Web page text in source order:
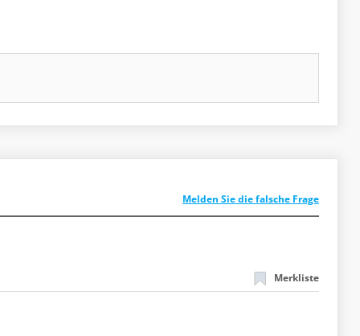
Melden Sie die falsche Frage
Merkliste